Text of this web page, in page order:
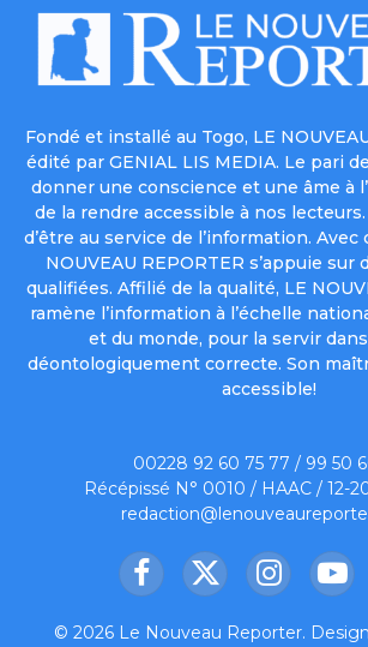
Fondé et installé au Togo, LE
édité par GENIAL LIS MEDIA. Le pari
donner une conscience et une âme à
de la rendre accessible à nos
d’être au service de l’information.
NOUVEAU REPORTER s’appuie sur
qualifiées. Affilié de la qualité, LE
ramène l’information à l’échelle
et du monde, pour la servir
déontologiquement correcte. Son
accessible!
00228 92 60 75 77 / 99 50
Récépissé N° 0010 / HAAC / 12-
Facebook
X
Instagram
© 2026 Le Nouveau Reporter.